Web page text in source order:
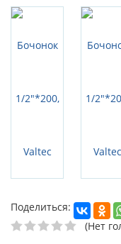
Поделиться:
(Нет